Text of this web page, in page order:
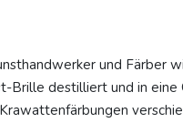
und Färber
destilliert und in eine